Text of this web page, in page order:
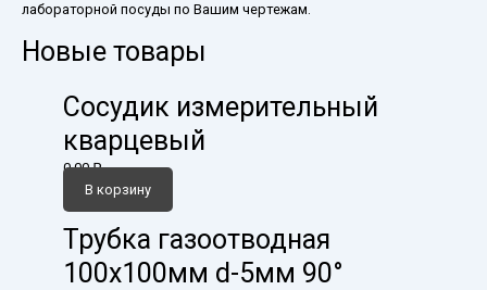
лабораторной посуды по Вашим чертежам.
Новые товары
Сосудик измерительный
кварцевый
0,00₽
В корзину
Трубка газоотводная
100х100мм d-5мм 90°